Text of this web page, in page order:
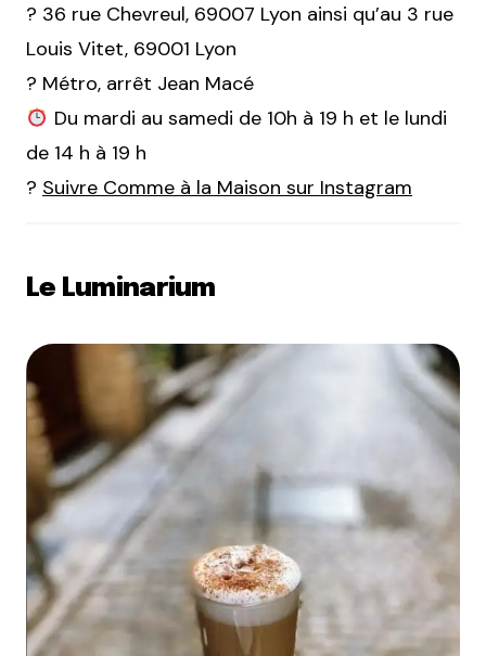
? 36 rue Chevreul, 69007 Lyon ainsi qu’au 3 rue
Louis Vitet, 69001 Lyon
? Métro, arrêt Jean Macé
Du mardi au samedi de 10h à 19 h et le lundi
de 14 h à 19 h
? Suivre Comme à la Maison sur Instagram
Le Luminarium